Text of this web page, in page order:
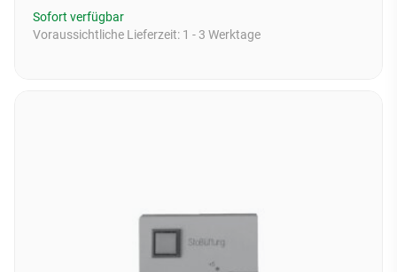
Sofort verfügbar
Voraussichtliche Lieferzeit: 1 - 3 Werktage